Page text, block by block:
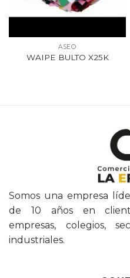
ASEO
WAIPE BULTO X25K
Somos una empresa
de 10 años en
empresas, colegios,
industriales.